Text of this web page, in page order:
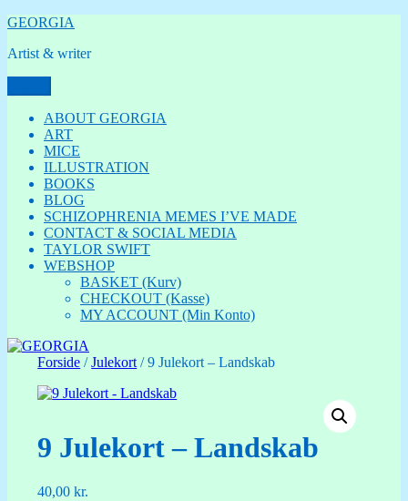
Videre
indhold
GEORGIA
Artist & writer
ABOUT GEORGIA
ART
MICE
ILLUSTRATION
BOOKS
BLOG
SCHIZOPHRENIA MEMES I’VE MADE
CONTACT & SOCIAL MEDIA
TAYLOR SWIFT
WEBSHOP
BASKET (Kurv)
CHECKOUT (Kasse)
MY ACCOUNT (Min Konto)
Forside /Julekort / 9 Julekort – Landskab
9 Julekort – Landskab
40,00kr.